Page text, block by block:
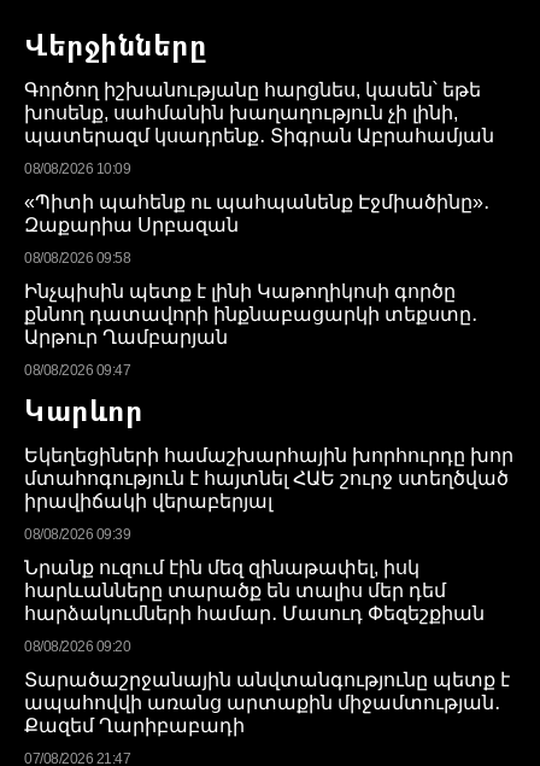
Վերջինները
Գործող իշխանությանը հարցնես, կասեն՝ եթե
խոսենք, սահմանին խաղաղություն չի լինի,
պատերազմ կսադրենք․ Տիգրան Աբրահամյան
08/08/2026 10:09
«Պիտի պահենք ու պահպանենք Էջմիածինը»․
Զաքարիա Սրբազան
08/08/2026 09:58
Ինչպիսին պետք է լինի Կաթողիկոսի գործը
քննող դատավորի ինքնաբացարկի տեքստը․
Արթուր Ղամբարյան
08/08/2026 09:47
Կարևոր
Եկեղեցիների համաշխարհային խորհուրդը խոր
մտահոգություն է հայտնել ՀԱԵ շուրջ ստեղծված
իրավիճակի վերաբերյալ
08/08/2026 09:39
Նրանք ուզում էին մեզ զինաթափել, իսկ
հարևանները տարածք են տալիս մեր դեմ
հարձակումների համար․ Մասուդ Փեզեշքիան
08/08/2026 09:20
Տարածաշրջանային անվտանգությունը պետք է
ապահովվի առանց արտաքին միջամտության․
Քազեմ Ղարիբաբադի
07/08/2026 21:47